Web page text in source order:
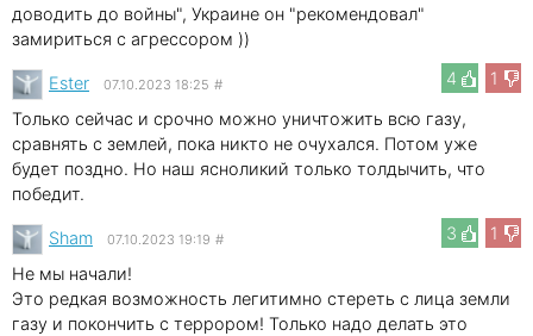
доводить до войны", Украине он "рекомендовал"
замириться с агрессором ))
4
1
Ester 07.10.2023 18:25 #
Только сейчас и срочно можно уничтожить всю газу,
сравнять с землей, пока никто не очухался. Потом уже
будет поздно. Но наш ясноликий только толдычить, что
победит.
3
1
Sham 07.10.2023 19:19 #
Не мы начали!
Это редкая возможность легитимно стереть с лица земли
газу и покончить с террором! Только надо делать это